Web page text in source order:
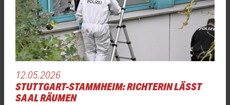
12.05.2026
STUTTGART-STAMMHEIM: RICHTERIN LÄSST
SAAL RÄUMEN